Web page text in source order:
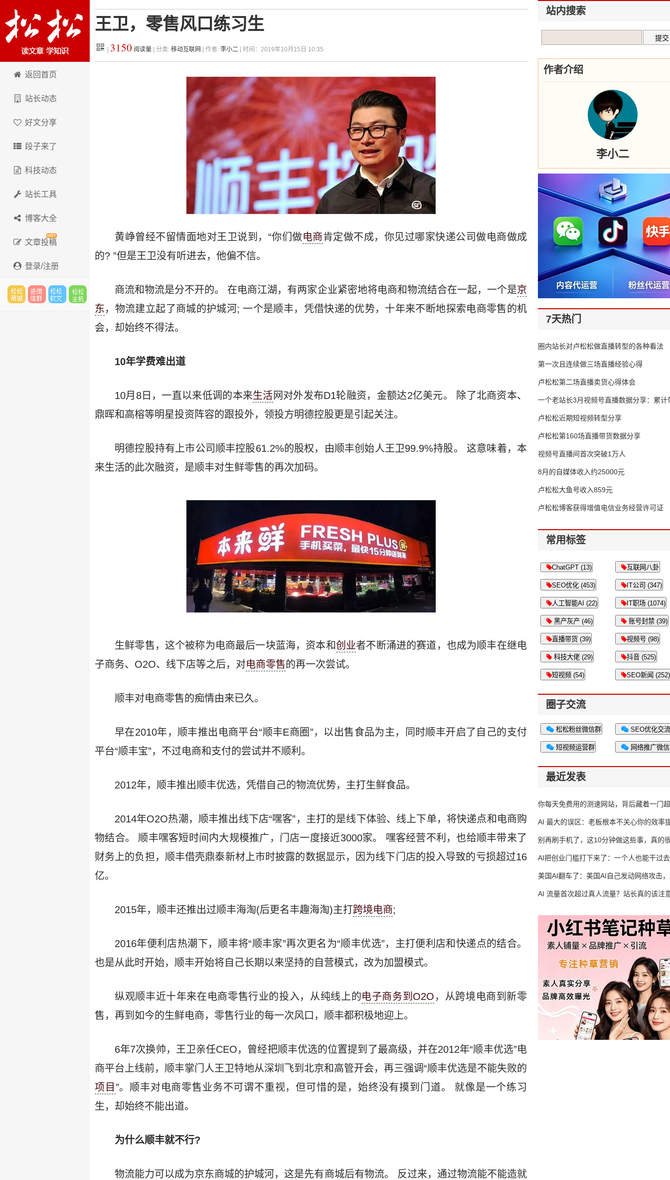
松松科技
返回首页
站长动态
好文分享
段子来了
科技动态
站长工具
博客大全
文章投稿
登录/注册
王卫，零售风口练习生
3150 阅读量 | 分类: 移动互联网 | 作者: 李小二 | 时间：2019年10月15日 10:35
黄峥曾经不留情面地对王卫说到，“你们做电商肯定做不成，你见过哪家快递公司做电商做成
的? ”但是王卫没有听进去，他偏不信。
商流和物流是分不开的。 在电商江湖，有两家企业紧密地将电商和物流结合在一起，一个是京
东，物流建立起了商城的护城河; 一个是顺丰，凭借快递的优势，十年来不断地探索电商零售的机
会，却始终不得法。
10年学费难出道
10月8日，一直以来低调的本来生活网对外发布D1轮融资，金额达2亿美元。 除了北商资本、
鼎晖和高榕等明星投资阵容的跟投外，领投方明德控股更是引起关注。
明德控股持有上市公司顺丰控股61.2%的股权，由顺丰创始人王卫99.9%持股。 这意味着，本
来生活的此次融资，是顺丰对生鲜零售的再次加码。
生鲜零售，这个被称为电商最后一块蓝海，资本和创业者不断涌进的赛道，也成为顺丰在继电
子商务、O2O、线下店等之后，对电商零售的再一次尝试。
顺丰对电商零售的痴情由来已久。
早在2010年，顺丰推出电商平台“顺丰E商圈”，以出售食品为主，同时顺丰开启了自己的支付
平台“顺丰宝”，不过电商和支付的尝试并不顺利。
2012年，顺丰推出顺丰优选，凭借自己的物流优势，主打生鲜食品。
2014年O2O热潮，顺丰推出线下店“嘿客”，主打的是线下体验、线上下单，将快递点和电商购
物结合。 顺丰嘿客短时间内大规模推广，门店一度接近3000家。 嘿客经营不利，也给顺丰带来了
财务上的负担，顺丰借壳鼎泰新材上市时披露的数据显示，因为线下门店的投入导致的亏损超过16
亿。
2015年，顺丰还推出过顺丰海淘(后更名丰趣海淘)主打跨境电商;
2016年便利店热潮下，顺丰将“顺丰家”再次更名为“顺丰优选”，主打便利店和快递点的结合。
也是从此时开始，顺丰开始将自己长期以来坚持的自营模式，改为加盟模式。
纵观顺丰近十年来在电商零售行业的投入，从纯线上的电子商务到O2O ，从跨境电商到新零
售，再到如今的生鲜电商，零售行业的每一次风口，顺丰都积极地迎上。
6年7次换帅，王卫亲任CEO，曾经把顺丰优选的位置提到了最高级，并在2012年“顺丰优选”电
商平台上线前，顺丰掌门人王卫特地从深圳飞到北京和高管开会，再三强调“顺丰优选是不能失败的
项目 ”。顺丰对电商零售业务不可谓不重视，但可惜的是，始终没有摸到门道。 就像是一个练习
生，却始终不能出道。
为什么顺丰就不行?
物流能力可以成为京东商城的护城河，这是先有商城后有物流。 反过来，通过物流能不能造就
站内搜索
作者介绍
李小二
7天热门
圈内站长对卢松松做直播转型的各种看法
第一次且连续做三场直播经验心得
卢松松第二场直播卖货心得体会
一个老站长3月视频号直播数据分享：累计
65万
卢松松近期短视频转型分享
卢松松第160场直播带货数据分享
视频号直播间首次突破1万人
8月的自媒体收入约25000元
卢松松大鱼号收入859元
卢松松博客获得增值电信业务经营许可证
常用标签
ChatGPT (13) 互联网八卦
SEO优化 (453) IT公司 (347)
人工智能AI (22) IT职场 (1074)
黑产灰产 (46) 账号封禁 (39)
直播带货 (39) 视频号 (98)
科技大佬 (29) 抖音 (525)
短视频 (54) SEO新闻 (252)
圈子交流
松松粉丝微信群 SEO优化交
短视频运营群 网络推广微
最近发表
你每天免费用的测速网站，背后藏着一门
生意
AI 最大的误区：老板根本不关心你的效率
别再刷手机了，这10分钟做这些事，真的
AI把创业门槛打下来了：一个人也能干过
人的活
美国AI翻车了：美国AI自己发动网络攻击
竟然靠中国AI帮忙善后
AI 流量首次超过真人流量？站长真的该注